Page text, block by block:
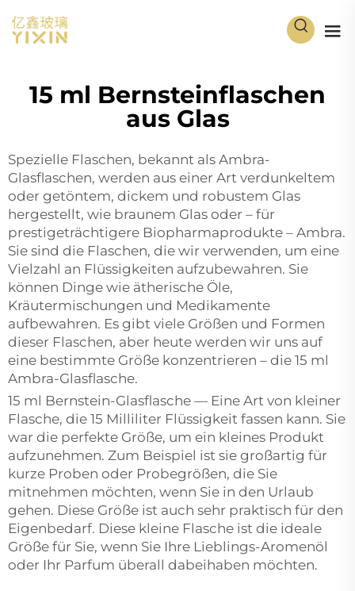
15 ml Bernsteinflaschen
aus Glas
Spezielle Flaschen, bekannt als Ambra-
Glasflaschen, werden aus einer Art verdunkeltem
oder getöntem, dickem und robustem Glas
hergestellt, wie braunem Glas oder – für
prestigeträchtigere Biopharmaprodukte – Ambra.
Sie sind die Flaschen, die wir verwenden, um eine
Vielzahl an Flüssigkeiten aufzubewahren. Sie
können Dinge wie ätherische Öle,
Kräutermischungen und Medikamente
aufbewahren. Es gibt viele Größen und Formen
dieser Flaschen, aber heute werden wir uns auf
eine bestimmte Größe konzentrieren – die 15 ml
Ambra-Glasflasche.
15 ml Bernstein-Glasflasche — Eine Art von kleiner
Flasche, die 15 Milliliter Flüssigkeit fassen kann. Sie
war die perfekte Größe, um ein kleines Produkt
aufzunehmen. Zum Beispiel ist sie großartig für
kurze Proben oder Probegrößen, die Sie
mitnehmen möchten, wenn Sie in den Urlaub
gehen. Diese Größe ist auch sehr praktisch für den
Eigenbedarf. Diese kleine Flasche ist die ideale
Größe für Sie, wenn Sie Ihre Lieblings-Aromenöl
oder Ihr Parfum überall dabeihaben möchten.